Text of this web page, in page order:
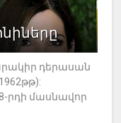
դերասան
րդի մասնավոր